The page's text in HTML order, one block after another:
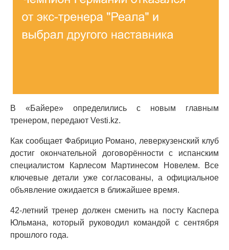
В «Байере» определились с новым главным
тренером, передают Vesti.kz.
Как сообщает Фабрицио Романо, леверкузенский клуб
достиг окончательной договорённости с испанским
специалистом Карлесом Мартинесом Новелем. Все
ключевые детали уже согласованы, а официальное
объявление ожидается в ближайшее время.
42-летний тренер должен сменить на посту Каспера
Юльмана, который руководил командой с сентября
прошлого года.